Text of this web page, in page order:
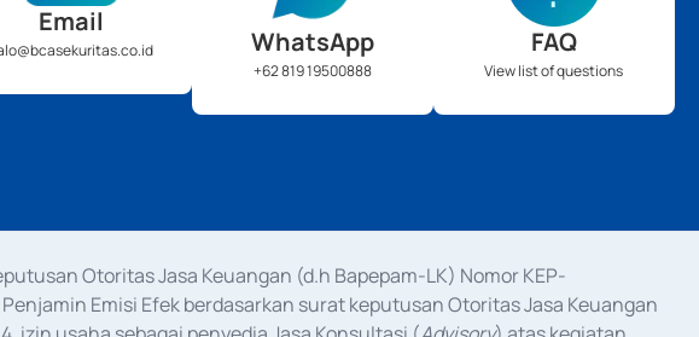
Email
WhatsApp
+62 819 19500888
FAQ
View list of questions
Otoritas Jasa Keuangan (d.h Bapepam-LK) Nomor KEP-
Emisi Efek berdasarkan surat keputusan Otoritas Jasa Keuangan